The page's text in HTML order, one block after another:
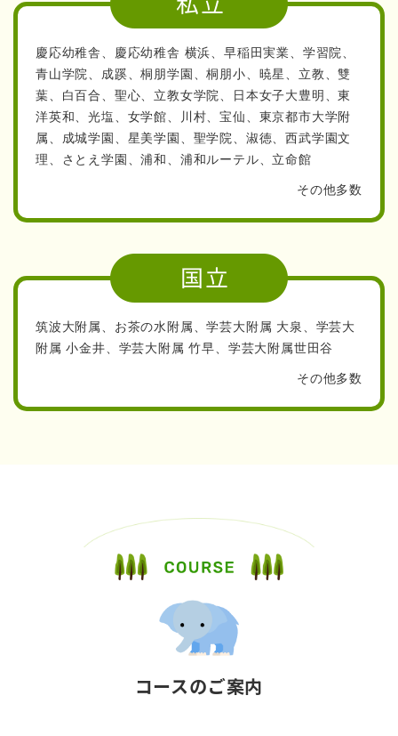
お申込みが優先となりますので、万一、締め切り
にご参加された場合の外部生の方は、内部生と同
時に受付させていただきます）
もっと見る
り、各学校の過去問題を詳細にデータ化し、出題傾向に
応じて分類したタイプ別による特訓です。
志望校が決まるとその学校に特化したトレーニングだ
＊ 全講習、プロジェクターにより、大変わかり
（Ａ） 難関校チャレンジ特訓 （全2回）
７月12日（日）７月20日（月） 13：50
慶応幼稚舎、慶応幼稚舎 横浜、早稲田実業、学習院、
青山学院、成蹊、桐朋学園、桐朋小、暁星、立教、雙
葉、 白百合、聖心、立教女学院、日本女子大豊明、東
洋英和、光塩、女学館、川村、宝仙、東京都市大学附
属、 成城学園、星美学園、聖学院、淑徳、西武学園文
理、 さとえ学園、浦和、浦和ルーテル、立命館
その他多数
筑波大附属、お茶の水附属、学芸大附属 大泉、学芸大
附属 小金井、 学芸大附属 竹早、学芸大附属世田谷
その他多数
コースのご案内